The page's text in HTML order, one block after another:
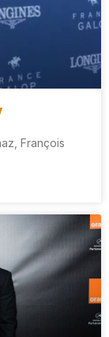
François